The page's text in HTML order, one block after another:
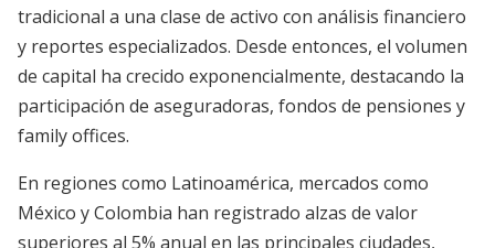
tradicional a una clase de activo con análisis financiero
y reportes especializados. Desde entonces, el volumen
de capital ha crecido exponencialmente, destacando la
participación de aseguradoras, fondos de pensiones y
family offices.
En regiones como Latinoamérica, mercados como
México y Colombia han registrado alzas de valor
superiores al 5% anual en las principales ciudades,